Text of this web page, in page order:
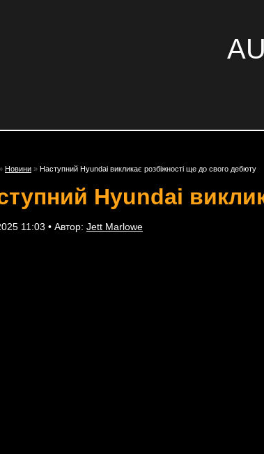
Новини » Наступний Hyundai викликає розбіжності ще до свого дебюту
Hyundai
11:03 • Автор: Jett Marlowe